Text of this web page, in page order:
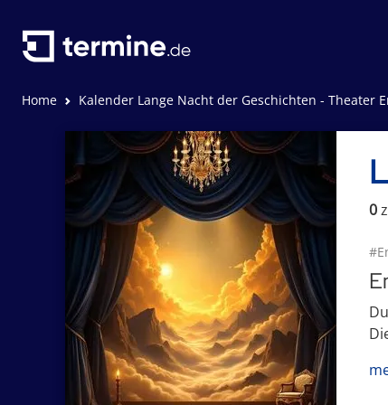
Home Kalender Lange Nacht der Geschichten - Theater
0